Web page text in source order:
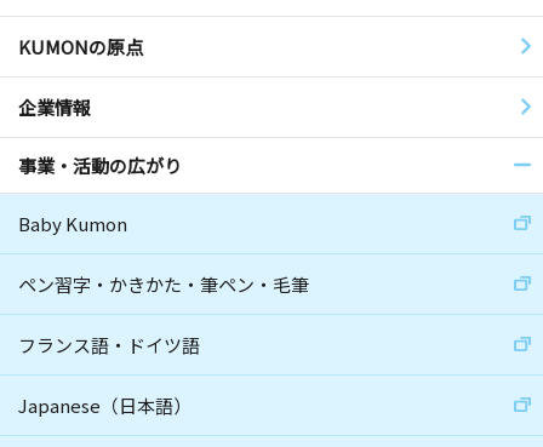
KUMONの原点
企業情報
事業・活動の広がり
Baby Kumon
ペン習字・かきかた・筆ペン・毛筆
フランス語・ドイツ語
Japanese（日本語）